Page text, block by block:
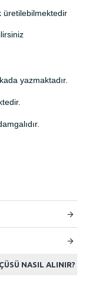
üretilebilmektedir
yazmaktadır.
NASIL ALINIR?